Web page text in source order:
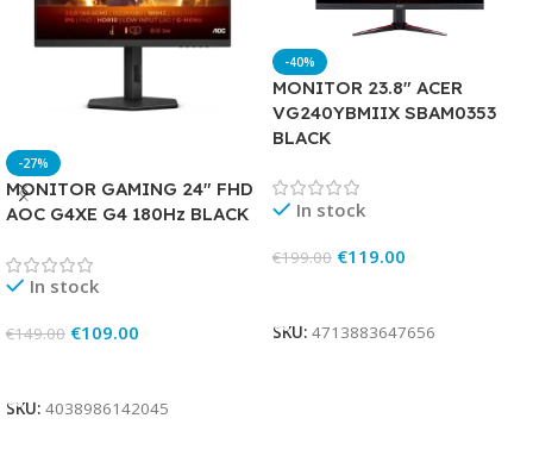
-27%
MONITOR GAMING 24″ FHD
AOC G4XE G4 180Hz BLACK
In stock
€149.00 €109.00
SKU: 4038986142045
-40%
MONITOR 23.8″ ACER
VG240YBMIIX SBAM0353
BLACK
In stock
€199.00 €119.00
SKU: 4713883647656